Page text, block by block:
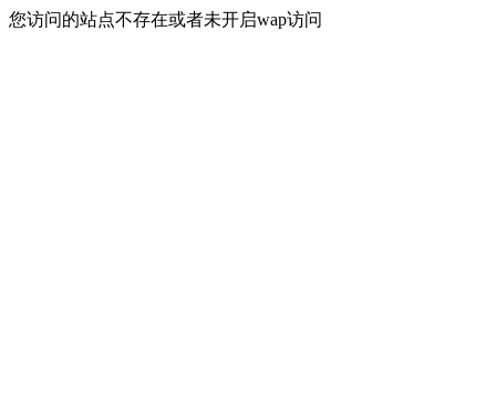
您访问的站点不存在或者未开启wap访问